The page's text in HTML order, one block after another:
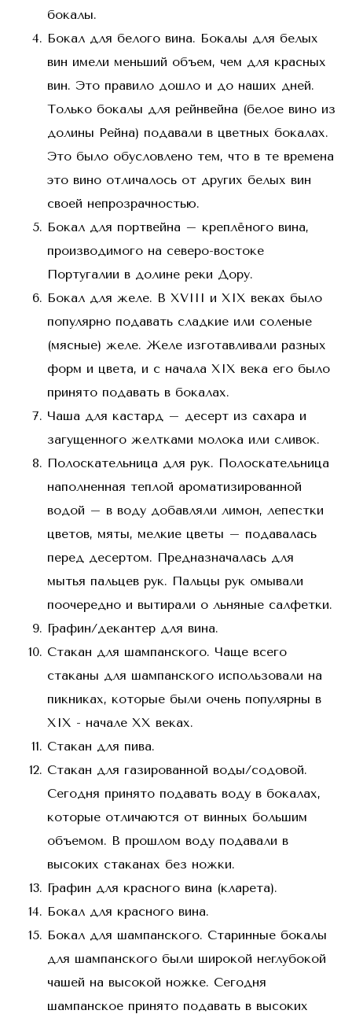
бокалы.
Бокал для белого вина. Бокалы для белых
вин имели меньший объем, чем для красных
вин. Это правило дошло и до наших дней.
Только бокалы для рейнвейна (белое вино из
долины Рейна) подавали в цветных бокалах.
Это было обусловлено тем, что в те времена
это вино отличалось от других белых вин
своей непрозрачностью.
Бокал для портвейна – креплёного вина,
производимого на северо-востоке
Португалии в долине реки Дору.
Бокал для желе. В XVIII и XIX веках было
популярно подавать сладкие или соленые
(мясные) желе. Желе изготавливали разных
форм и цвета, и с начала XIX века его было
принято подавать в бокалах.
Чаша для кастард – десерт из сахара и
загущенного желтками молока или сливок.
Полоскательница для рук. Полоскательница
наполненная теплой ароматизированной
водой – в воду добавляли лимон, лепестки
цветов, мяты, мелкие цветы – подавалась
перед десертом. Предназначалась для
мытья пальцев рук. Пальцы рук омывали
поочередно и вытирали о льняные салфетки.
Графин/декантер для вина.
Стакан для шампанского. Чаще всего
стаканы для шампанского использовали на
пикниках, которые были очень популярны в
XIX - начале XX векax.
Стакан для пива.
Стакан для газированной воды/содовой.
Сегодня принято подавать воду в бокалах,
которые отличаются от винных большим
объемом. В прошлом воду подавали в
высоких стаканах без ножки.
Графин для красного вина (кларетa).
Бокал для красного вина.
Бокал для шампанского. Старинные бокалы
для шампанского были широкой неглубокой
чашей на высокой ножке. Сегодня
шампанское принято подавать в высоких